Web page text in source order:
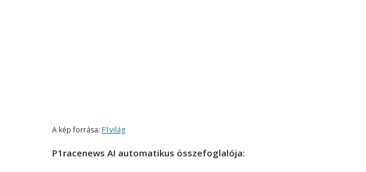
A kép forrása: F1világ
P1racenews AI automatikus összefoglalója: